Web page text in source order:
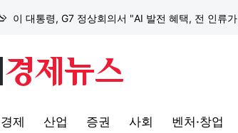
이 대통령, G7 정상회의서 "AI 발전 혜택, 전 인류
원파디, 롯데백화점 잠실점에서 팝업스토어 오픈
대한전선, 1463억 ‘500kV HVDC 동해안-동서울’
경제 산업 증권 사회 벤처·창업